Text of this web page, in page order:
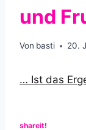
und
Von basti 20.
… Ist das
shareit!